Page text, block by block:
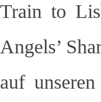
Train to
Angels’
auf